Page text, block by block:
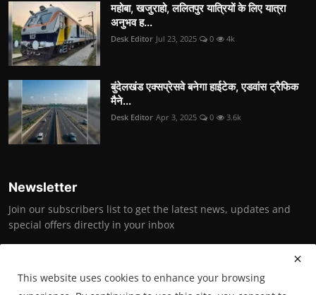
महोबा, खजुराहो, ललितपुर यात्रियों के लिए यात्रा
अनुभव ह...
Desk Editor Jul 23, 2025 0 4k
बुंदेलखंड एक्सप्रेसवे बनेगा हाईटेक, एडवांस ट्रैफिक
मैने...
Desk Editor Apr 3, 2025 0 3.6k
Newsletter
Join our subscribers list to get the latest news, updates and
special offers directly in your inbox
Subscribe
This website uses cookies to enhance your browsing